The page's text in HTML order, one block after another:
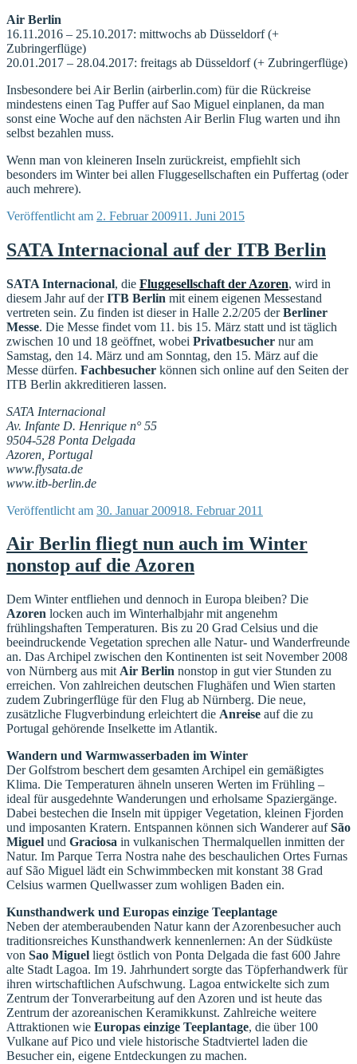
Air Berlin
16.11.2016 – 25.10.2017: mittwochs ab Düsseldorf (+
Zubringerflüge)
20.01.2017 – 28.04.2017: freitags ab Düsseldorf (+ Zubringerflüge)
Insbesondere bei Air Berlin (airberlin.com) für die Rückreise
mindestens einen Tag Puffer auf Sao Miguel einplanen, da man
sonst eine Woche auf den nächsten Air Berlin Flug warten und ihn
selbst bezahlen muss.
Wenn man von kleineren Inseln zurückreist, empfiehlt sich
besonders im Winter bei allen Fluggesellschaften ein Puffertag (oder
auch mehrere).
Veröffentlicht am 2. Februar 200911. Juni 2015
SATA Internacional auf der ITB Berlin
SATA Internacional, die Fluggesellschaft der Azoren, wird in
diesem Jahr auf derITB Berlin mit einem eigenen Messestand
vertreten sein. Zu finden ist dieser in Halle 2.2/205 derBerliner
Messe. Die Messe findet vom 11. bis 15. März statt und ist täglich
zwischen 10 und 18 geöffnet, wobei Privatbesucher nur am
Samstag, den 14. März und am Sonntag, den 15. März auf die
Messe dürfen. Fachbesucher können sich online auf den Seiten der
ITB Berlin akkreditieren lassen.
SATA Internacional
Av. Infante D. Henrique n° 55
9504-528 Ponta Delgada
Azoren, Portugal
www.flysata.de
www.itb-berlin.de
Veröffentlicht am 30. Januar 200918. Februar 2011
Air Berlin fliegt nun auch im Winter
nonstop auf die Azoren
Dem Winter entfliehen und dennoch in Europa bleiben? Die
Azoren locken auch im Winterhalbjahr mit angenehm
frühlingshaften Temperaturen. Bis zu 20 Grad Celsius und die
beeindruckende Vegetation sprechen alle Natur- und Wanderfreunde
an. Das Archipel zwischen den Kontinenten ist seit November 2008
von Nürnberg aus mit Air Berlin nonstop in gut vier Stunden zu
erreichen. Von zahlreichen deutschen Flughäfen und Wien starten
zudem Zubringerflüge für den Flug ab Nürnberg. Die neue,
zusätzliche Flugverbindung erleichtert die Anreise auf die zu
Portugal gehörende Inselkette im Atlantik.
Wandern und Warmwasserbaden im Winter
Der Golfstrom beschert dem gesamten Archipel ein gemäßigtes
Klima. Die Temperaturen ähneln unseren Werten im Frühling –
ideal für ausgedehnte Wanderungen und erholsame Spaziergänge.
Dabei bestechen die Inseln mit üppiger Vegetation, kleinen Fjorden
und imposanten Kratern. Entspannen können sich Wanderer aufSão
Miguel und Graciosa in vulkanischen Thermalquellen inmitten der
Natur. Im Parque Terra Nostra nahe des beschaulichen Ortes Furnas
auf São Miguel lädt ein Schwimmbecken mit konstant 38 Grad
Celsius warmen Quellwasser zum wohligen Baden ein.
Kunsthandwerk und Europas einzige Teeplantage
Neben der atemberaubenden Natur kann der Azorenbesucher auch
traditionsreiches Kunsthandwerk kennenlernen: An der Südküste
von Sao Miguel liegt östlich von Ponta Delgada die fast 600 Jahre
alte Stadt Lagoa. Im 19. Jahrhundert sorgte das Töpferhandwerk für
ihren wirtschaftlichen Aufschwung. Lagoa entwickelte sich zum
Zentrum der Tonverarbeitung auf den Azoren und ist heute das
Zentrum der azoreanischen Keramikkunst. Zahlreiche weitere
Attraktionen wie Europas einzige Teeplantage, die über 100
Vulkane auf Pico und viele historische Stadtviertel laden die
Besucher ein, eigene Entdeckungen zu machen.